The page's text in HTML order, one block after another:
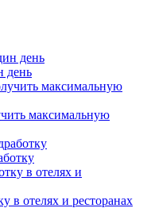
день
максимальную
в отелях и ресторанах